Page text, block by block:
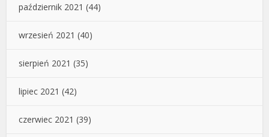
październik 2021 (44)
wrzesień 2021 (40)
sierpień 2021 (35)
lipiec 2021 (42)
czerwiec 2021 (39)